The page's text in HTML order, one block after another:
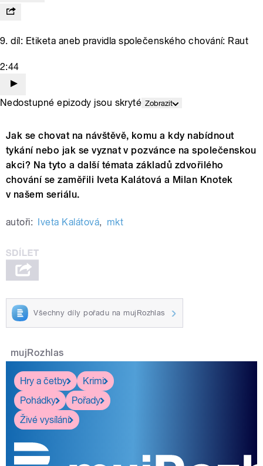
9. díl: Etiketa aneb pravidla společenského chování: Raut
2:44
Nedostupné epizody jsou skryté Zobrazit
Jak se chovat na návštěvě, komu a kdy nabídnout
tykání nebo jak se vyznat v pozvánce na společenskou
akci? Na tyto a další témata základů zdvořilého
chování se zaměřili Iveta Kalátová a Milan Knotek
v našem seriálu.
autoři: Iveta Kalátová, mkt
Všechny díly pořadu na mujRozhlas
mujRozhlas
Hry a četby
Krimi
Pohádky
Pořady
Živé vysílání